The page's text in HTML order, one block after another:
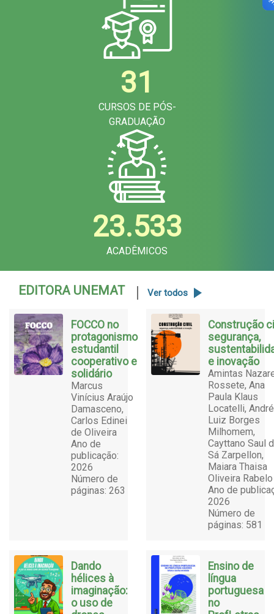
31
CURSOS DE PÓS-
GRADUAÇÃO
23.533
ACADÊMICOS
EDITORA UNEMAT Ver todos
FOCCO no
protagonismo
estudantil
cooperativo e
solidário
Marcus
Vinícius Araújo
Damasceno,
Carlos Edinei
de Oliveira
Ano de
publicação:
2026
Número de
páginas: 263
Construção
segurança,
e inovação
Amintas
Rossete, Ana
Paula Klaus
Locatelli, André
Luiz Borges
Milhomem,
Cayttano Saul
Sá Zarpellon,
Maiara Thaisa
Oliveira Rabelo
Ano de
2026
Número de
páginas: 581
Dando
hélices à
imaginação:
o uso de
Ensino de
língua
portuguesa
no